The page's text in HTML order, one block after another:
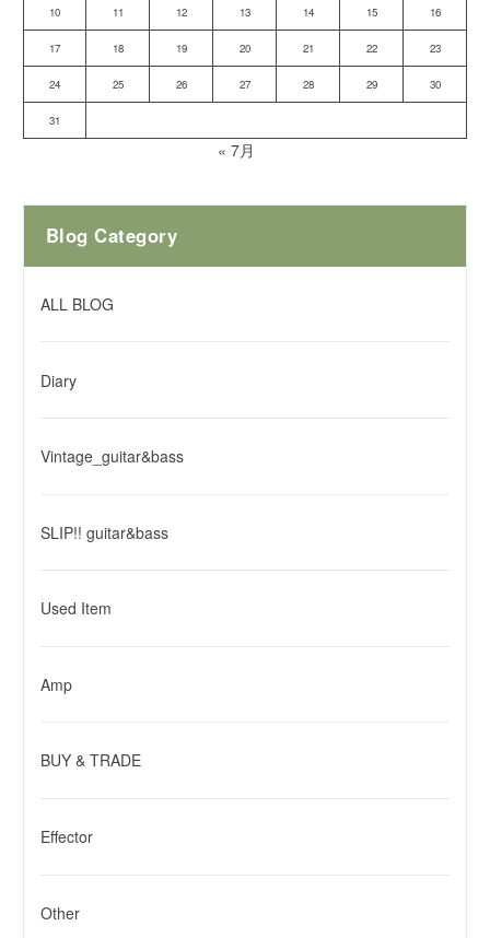
10 11 12 13 14 15 16
17 18 19 20 21 22 23
24 25 26 27 28 29 30
31
« 7月
Blog Category
ALL BLOG
Diary
Vintage_guitar&bass
SLIP!! guitar&bass
Used Item
Amp
BUY & TRADE
Effector
Other